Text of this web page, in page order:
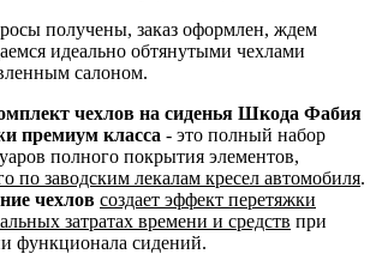
получены, заказ оформлен, ждем
идеально обтянутыми чехлами
салоном.
чехлов на сиденья Шкода Фабия
премиум класса - это полный набор
полного покрытия элементов,
по заводским лекалам кресел автомобиля.
чехлов создает эффект перетяжки
затратах времени и средств при
функционала сидений.